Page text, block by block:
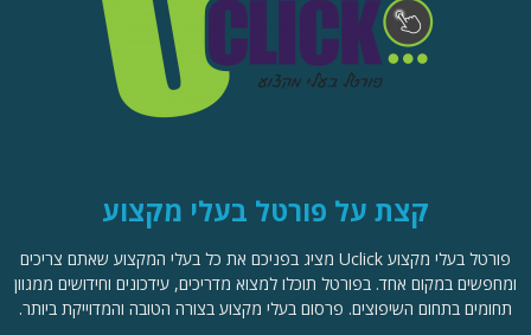
קצת על פורטל בעלי מקצוע
פורטל בעלי מקצוע Uclick מציג בפניכם את כל בעלי המקצוע שאתם צריכים
ומחפשים במקום אחד. בפורטל תוכלו למצוא מדריכים, עידכונים וחידושים ממגוון
תחומים בתחום השיפוצים. פרסום בעלי מקצוע בצורה הטובה והמדוייקת ביותר.